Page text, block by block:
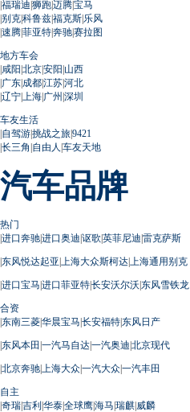
|福瑞迪|狮跑|迈腾|宝马
|别克|科鲁兹|福克斯|乐风
|速腾|菲亚特|奔驰|赛拉图
地方车会
|咸阳|北京|安阳|山西
|广东|成都|江苏|河北
|辽宁| 上海|广州 |深圳
车友生活
|自驾游|挑战之旅|9421
|长三角 |自由人 |车友天地
汽车品牌
热门
|进口奔驰|进口奥迪|讴歌|英菲尼迪|雷克萨斯
|东风悦达起亚| 上海大众斯柯达| 上海通用别克
|进口宝马|进口菲亚特|长安沃尔沃|东风雪铁龙
合资
|东南三菱|华晨宝马|长安福特|东风日产
|东风本田 |一汽马自达|一汽奥迪|北京现代
|北京奔驰| 上海大众|一汽大众|一汽丰田
自主
|奇瑞|吉利|华泰|全球鹰|海马|瑞麒|威麟